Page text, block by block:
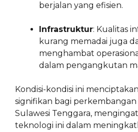
berjalan yang efisien.
Infrastruktur: Kualitas
kurang memadai juga
menghambat
dalam pengangkutan
Kondisi-kondisi ini
signifikan bagi
Sulawesi Tenggara,
teknologi ini dalam